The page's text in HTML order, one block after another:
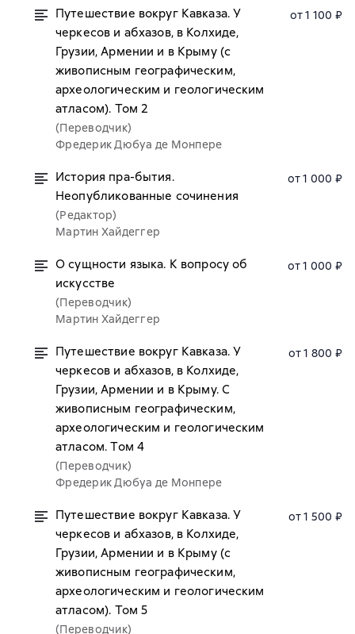
Путешествие вокруг Кавказа. У
черкесов и абхазов, в Колхиде,
Грузии, Армении и в Крыму (с
живописным географическим,
археологическим и геологическим
атласом). Том 2
(Переводчик)
Фредерик Дюбуа де Монпере
от 1 100 ₽
История пра-бытия.
Неопубликованные сочинения
(Редактор)
Мартин Хайдеггер
от 1 000 ₽
О сущности языка. К вопросу об
искусстве
(Переводчик)
Мартин Хайдеггер
от 1 000 ₽
Путешествие вокруг Кавказа. У
черкесов и абхазов, в Колхиде,
Грузии, Армении и в Крыму. С
живописным географическим,
археологическим и геологическим
атласом. Том 4
(Переводчик)
Фредерик Дюбуа де Монпере
от 1 800 ₽
Путешествие вокруг Кавказа. У
черкесов и абхазов, в Колхиде,
Грузии, Армении и в Крыму (с
живописным географическим,
археологическим и геологическим
атласом). Том 5
(Переводчик)
от 1 500 ₽